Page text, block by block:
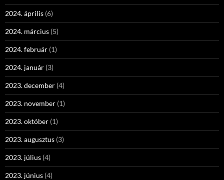
2024. április (6)
2024. március (5)
2024. február (1)
2024. január (3)
2023. december (4)
2023. november (1)
2023. október (1)
2023. augusztus (3)
2023. július (4)
2023. június (4)